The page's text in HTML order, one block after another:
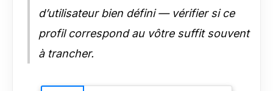
d’utilisateur bien défini — vérifier si ce
profil correspond au vôtre suffit souvent
à trancher.